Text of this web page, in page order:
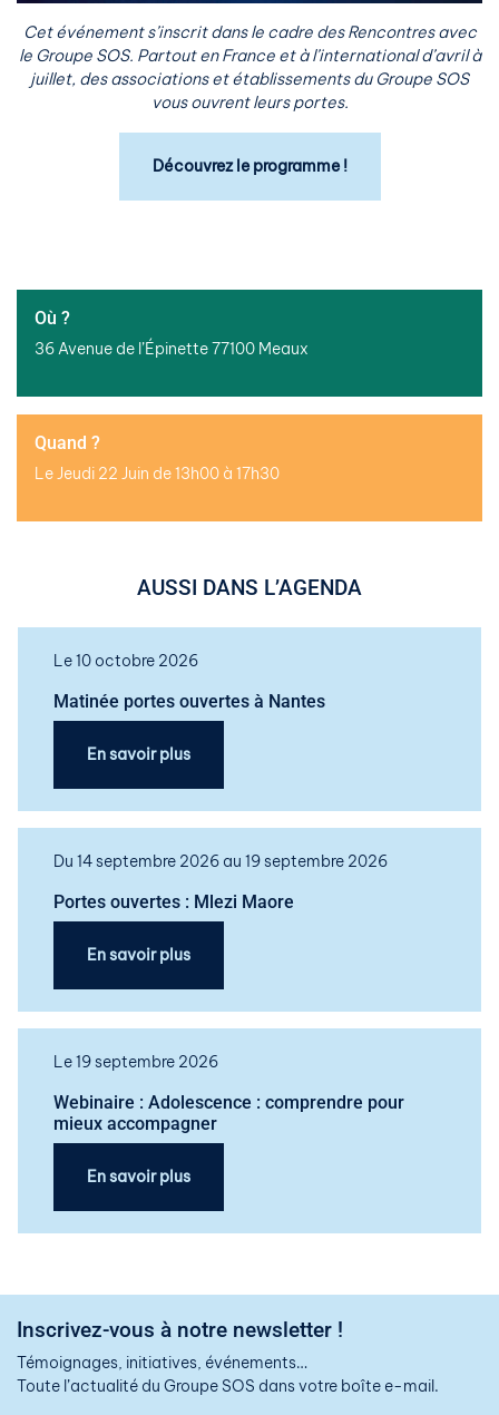
Cet événement s’inscrit dans le cadre des Rencontres avec
le Groupe SOS. Partout en France et à l’international d’avril à
juillet, des associations et établissements du Groupe SOS
vous ouvrent leurs portes.
Découvrez le programme !
Où ?
36 Avenue de l’Épinette 77100 Meaux
Quand ?
Le Jeudi 22 Juin de 13h00 à 17h30
AUSSI DANS L’AGENDA
Le 10 octobre 2026
Matinée portes ouvertes à Nantes
En savoir plus
Du 14 septembre 2026 au 19 septembre 2026
Portes ouvertes : Mlezi Maore
En savoir plus
Le 19 septembre 2026
Webinaire : Adolescence : comprendre pour
mieux accompagner
En savoir plus
Inscrivez-vous à notre newsletter !
Témoignages, initiatives, événements…
Toute l’actualité du Groupe SOS dans votre boîte e-mail.